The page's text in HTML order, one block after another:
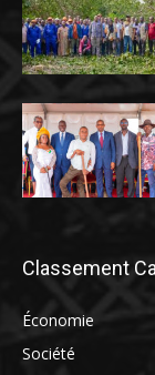
Classement
Économie
Société